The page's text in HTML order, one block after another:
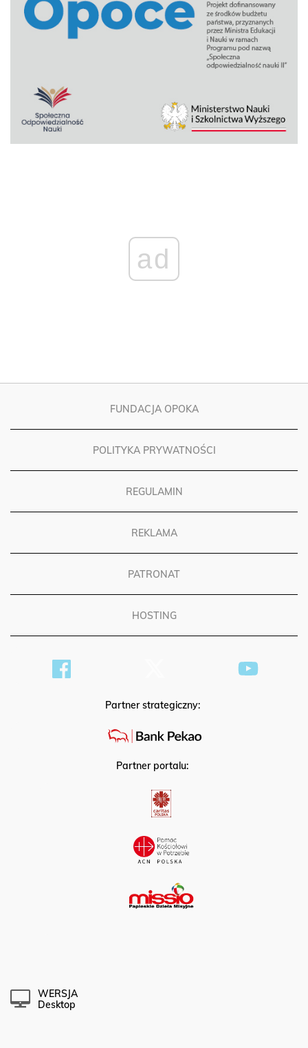
ad
FUNDACJA OPOKA
POLITYKA PRYWATNOŚCI
REGULAMIN
REKLAMA
PATRONAT
HOSTING
Partner strategiczny:
Partner portalu:
WERSJA
Desktop